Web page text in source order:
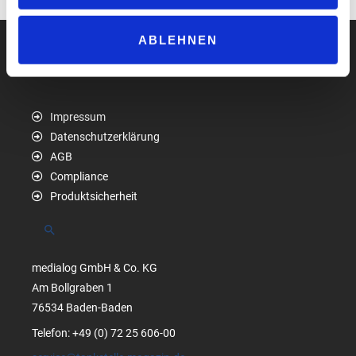
ABLEHNEN
Impressum
Datenschutzerklärung
AGB
Compliance
Produktsicherheit
Suchen
medialog GmbH & Co. KG
Am Bollgraben 1
76534 Baden-Baden
Telefon: +49 (0) 72 25 606-00